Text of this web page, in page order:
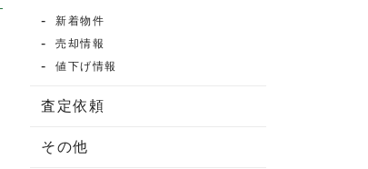
プライバシーポリシー
新着物件
売却情報
値下げ情報
査定依頼
その他